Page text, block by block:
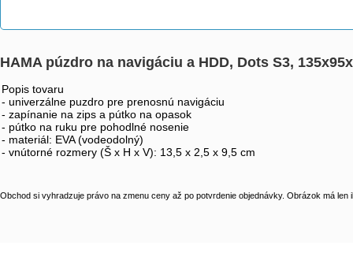
HAMA púzdro na navigáciu a HDD, Dots S3,
Popis tovaru
- univerzálne puzdro pre prenosnú navigáciu
- zapínanie na zips a pútko na opasok
- pútko na ruku pre pohodlné nosenie
- materiál: EVA (vodeodolný)
- vnútorné rozmery (Š x H x V): 13,5 x 2,5 x 9,5 cm
Obchod si vyhradzuje právo na zmenu ceny až po potvrdenie objednávky. Obrázok má len